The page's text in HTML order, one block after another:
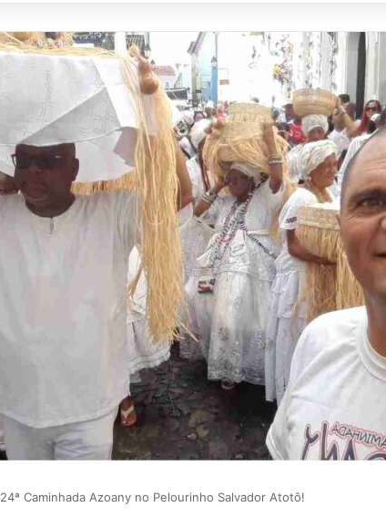
24ª Caminhada Azoany no Pelourinho Salvador Atotô!